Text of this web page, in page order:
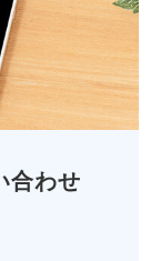
合わせ